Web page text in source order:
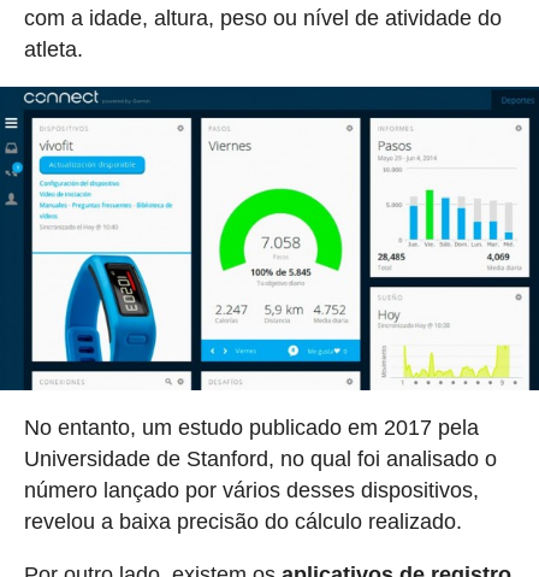
com a idade, altura, peso ou nível de atividade do
atleta.
No entanto, um estudo publicado em 2017 pela
Universidade de Stanford, no qual foi analisado o
número lançado por vários desses dispositivos,
revelou a baixa precisão do cálculo realizado.